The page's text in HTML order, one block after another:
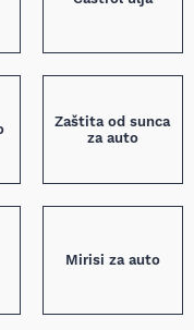
Zaštita od sunca
za auto
Mirisi za auto